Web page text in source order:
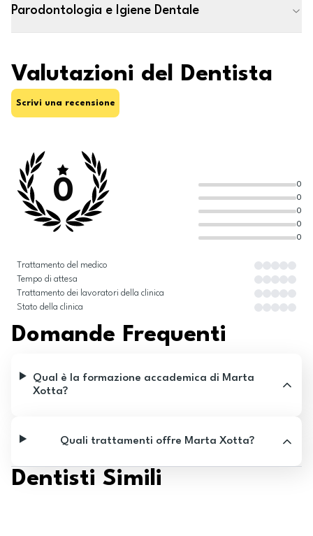
Parodontologia e Igiene Dentale
Valutazioni del Dentista
Scrivi una recensione
0
0
0
0
0
0
Trattamento del medico
Tempo di attesa
Trattamento dei lavoratori della clinica
Stato della clinica
Domande Frequenti
Qual è la formazione accademica di Marta
Xotta?
Quali trattamenti offre Marta Xotta?
Dentisti Simili